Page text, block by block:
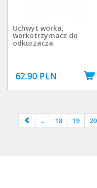
Uchwyt worka,
workotrzymacz do
odkurzacza
62.90 PLN
... 18 19 20